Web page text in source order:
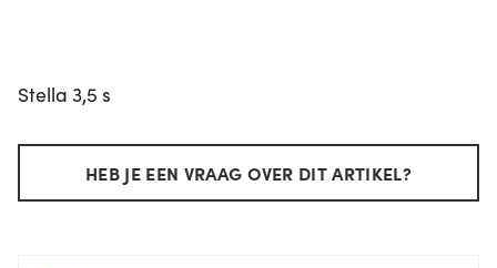
Stella 3,5 s
HEB JE EEN VRAAG OVER DIT ARTIKEL?